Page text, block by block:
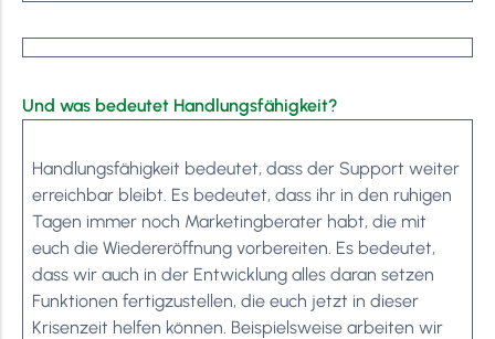
Und was bedeutet Handlungsfähigkeit?
Handlungsfähigkeit bedeutet, dass der Support weiter
erreichbar bleibt. Es bedeutet, dass ihr in den ruhigen
Tagen immer noch Marketingberater habt, die mit
euch die Wiedereröffnung vorbereiten. Es bedeutet,
dass wir auch in der Entwicklung alles daran setzen
Funktionen fertigzustellen, die euch jetzt in dieser
Krisenzeit helfen können. Beispielsweise arbeiten wir